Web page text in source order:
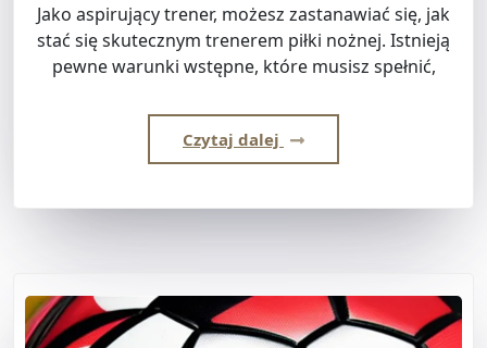
Jako aspirujący trener, możesz zastanawiać się, jak
stać się skutecznym trenerem piłki nożnej. Istnieją
pewne warunki wstępne, które musisz spełnić,
Czytaj dalej